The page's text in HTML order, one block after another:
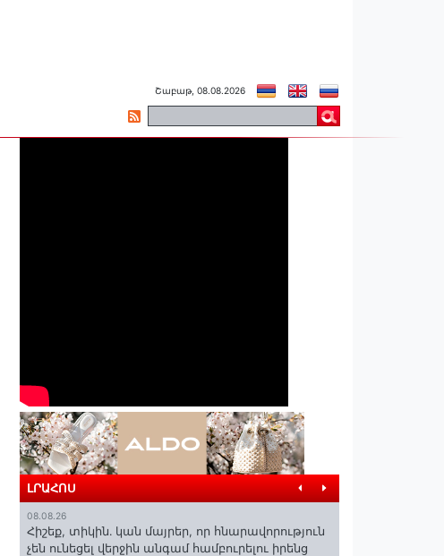
Շաբաթ, 08.08.2026
ԼՐԱՀՈՍ
08.08.26
Հիշեք, տիկին․ կան մայրեր, որ հնարավորություն
չեն ունեցել վերջին անգամ համբուրելու իրենց